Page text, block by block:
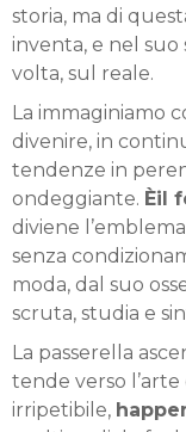
storia, ma di
inventa, e nel suo
volta, sul reale.
La immaginiamo
divenire, in
tendenze in
ondeggiante. Èil
diviene
senza
moda, dal suo
scruta, studia e
La passerella
tende verso
irripetibile,